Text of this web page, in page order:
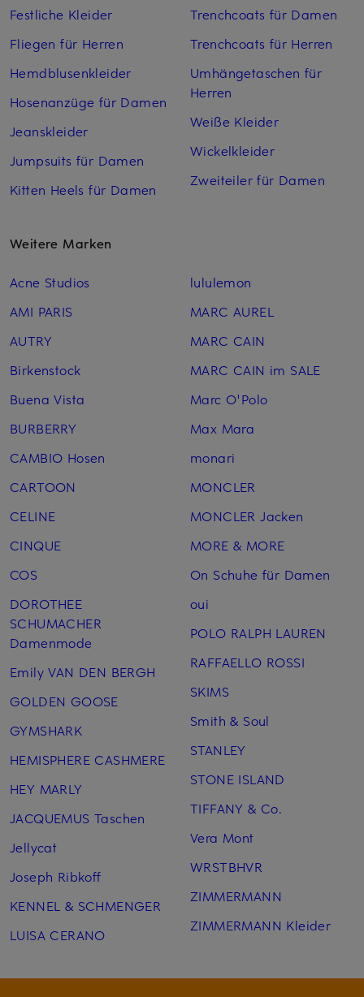
Festliche Kleider
Fliegen für Herren
Hemdblusenkleider
Hosenanzüge für Damen
Jeanskleider
Jumpsuits für Damen
Kitten Heels für Damen
Trenchcoats für Damen
Trenchcoats für Herren
Umhängetaschen für
Herren
Weiße Kleider
Wickelkleider
Zweiteiler für Damen
Weitere Marken
Acne Studios
AMI PARIS
AUTRY
Birkenstock
Buena Vista
BURBERRY
CAMBIO Hosen
CARTOON
CELINE
CINQUE
COS
DOROTHEE
SCHUMACHER
Damenmode
Emily VAN DEN BERGH
GOLDEN GOOSE
GYMSHARK
HEMISPHERE CASHMERE
HEY MARLY
JACQUEMUS Taschen
Jellycat
Joseph Ribkoff
KENNEL & SCHMENGER
LUISA CERANO
lululemon
MARC AUREL
MARC CAIN
MARC CAIN im SALE
Marc O'Polo
Max Mara
monari
MONCLER
MONCLER Jacken
MORE & MORE
On Schuhe für Damen
oui
POLO RALPH LAUREN
RAFFAELLO ROSSI
SKIMS
Smith & Soul
STANLEY
STONE ISLAND
TIFFANY & Co.
Vera Mont
WRSTBHVR
ZIMMERMANN
ZIMMERMANN Kleider